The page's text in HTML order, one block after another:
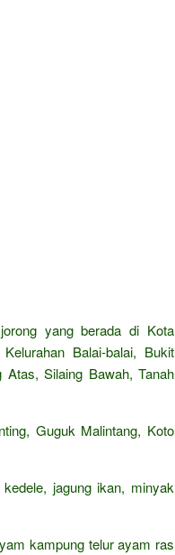
yang berada di Kota
Balai-balai, Bukit
Silaing Bawah, Tanah
Guguk Malintang, Koto
jagung ikan, minyak
kampung telur ayam ras